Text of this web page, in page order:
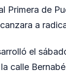
Primera de
a
el
calle